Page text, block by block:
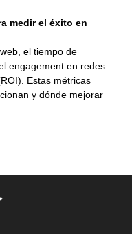
medir el éxito en
el tiempo de
engagement en redes
Estas métricas
y dónde mejorar